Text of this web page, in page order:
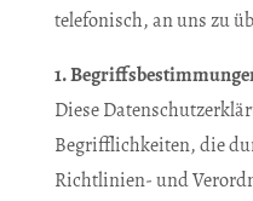
telefonisch, an uns zu
1.
Diese
Begrifflichkeiten, die
Richtlinien- und